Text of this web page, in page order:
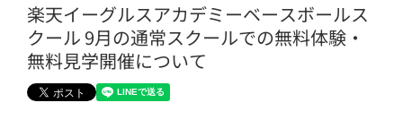
楽天イーグルスアカデミーベースボールス
クール 9月の通常スクールでの無料体験・
無料見学開催について